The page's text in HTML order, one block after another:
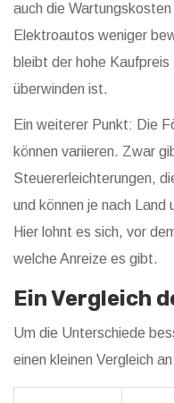
auch die
Elektroautos weniger
bleibt der hohe
überwinden ist.
Ein weiterer Punkt: Die
können variieren. Zwar
Steuererleichterungen,
und können je nach Land
Hier lohnt es sich, vor
welche Anreize es gibt.
Ein Vergleich
Um die Unterschiede
einen kleinen Vergleich